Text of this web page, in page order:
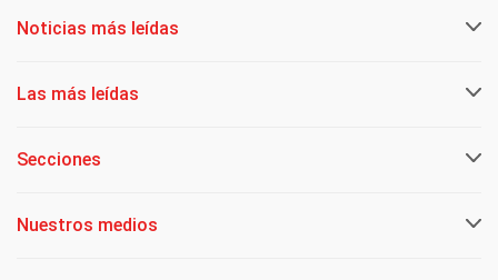
Noticias más leídas
Las más leídas
Secciones
Nuestros medios